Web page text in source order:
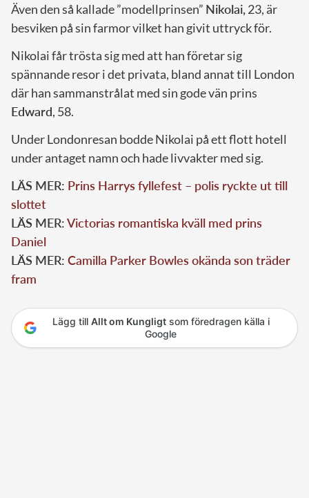
Även den så kallade ”modellprinsen” Nikolai, 23, är
besviken på sin farmor vilket han givit uttryck för.
Nikolai får trösta sig med att han företar sig
spännande resor i det privata, bland annat till London
där han sammanstrålat med sin gode vän prins
Edward, 58.
Under Londonresan bodde Nikolai på ett flott hotell
under antaget namn och hade livvakter med sig.
LÄS MER: Prins Harrys fyllefest – polis ryckte ut till
slottet
LÄS MER:Victorias romantiska kväll med prins
Daniel
LÄS MER: Camilla Parker Bowles okända son träder
fram
Lägg till Allt om Kungligtsom föredragen källa i
Google